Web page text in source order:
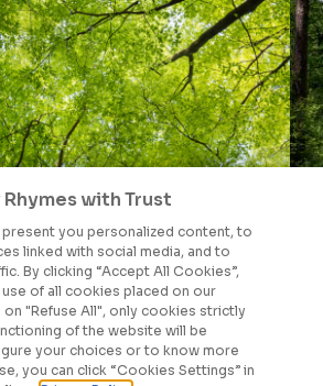
DE PERFORMANCE
FINANCIÈRE 2021
Rhymes with Trust
you personalized content, to
linked with social media, and to
By clicking “Accept All Cookies”,
of all cookies placed on our
on "Refuse All", only cookies strictly
of the website will be
your choices or to know more
you can click “Cookies Settings” in